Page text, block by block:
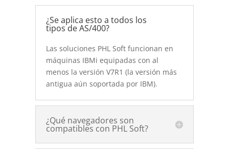
¿Se aplica esto a todos los
tipos de AS/400?
Las soluciones PHL Soft funcionan en
máquinas IBMi equipadas con al
menos la versión V7R1 (la versión más
antigua aún soportada por IBM).
¿Qué navegadores son
compatibles con PHL Soft?